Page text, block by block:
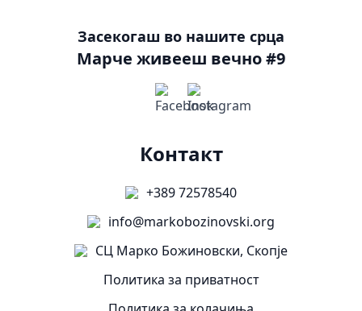
Засекогаш во нашите срца
Марче живееш вечно #9
Контакт
+389 72578540
info@markobozinovski.org
СЦ Марко Божиновски, Скопје
Политика за приватност